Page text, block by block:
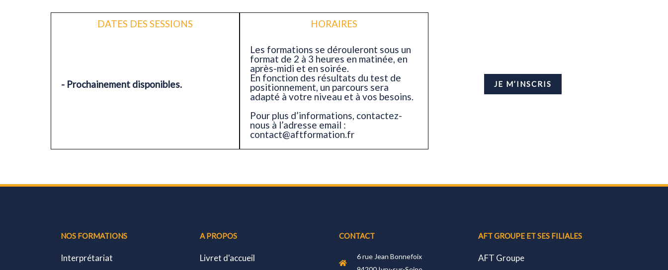
DATES DES SESSIONS
- Prochainement disponibles.
HORAIRES
Les formations se dérouleront sous un
format de 2 à 3 heures en matinée, en
après-midi et en soirée.
En fonction des résultats du test de
positionnement, un parcours sera
adapté à votre niveau et à vos besoins.
Pour plus d’informations, contactez-
nous à l’adresse email :
contact@aftformation.fr
JE M’INSCRIS
NOS FORMATIONS
Interprétariat
A PROPOS
Livret d'accueil
CONTACT
6 rue Jean Bonnefoix
AFT GROUPE ET SES FILIALES
AFT Groupe